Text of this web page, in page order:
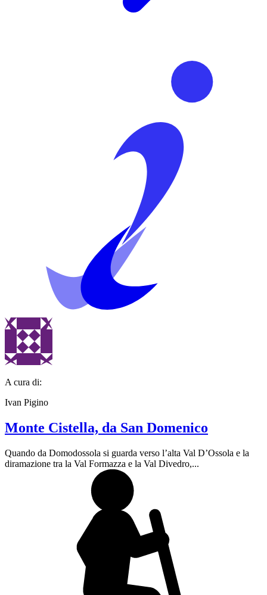
A cura di:
Ivan Pigino
Monte Cistella, da San Domenico
Quando da Domodossola si guarda verso l’alta Val D’Ossola e la
diramazione tra la Val Formazza e la Val Divedro,...